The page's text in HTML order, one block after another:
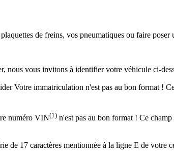
de freins, vos pneumatiques ou faire
nous vous invitons à identifier votre véhicule ci-
Votre immatriculation n'est pas au bon format !
numéro VIN(1) n'est pas au bon format ! Ce
de 17 caractères mentionnée à la ligne E de votre